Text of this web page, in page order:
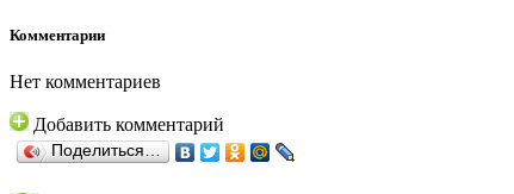
Комментарии
Нет комментариев
Добавить комментарий
Поделиться…